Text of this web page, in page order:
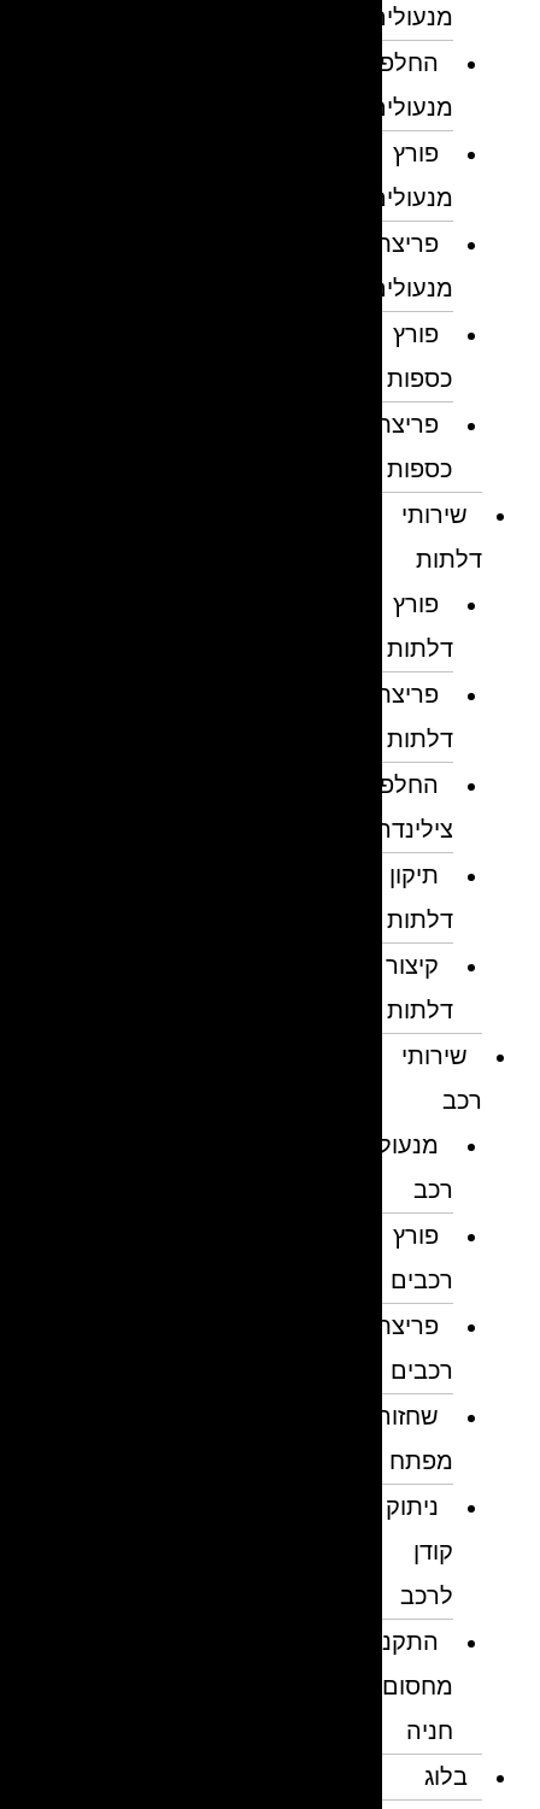
מנעולים
החלפת
מנעולים
פורץ
מנעולים
פריצת
מנעולים
פורץ
כספות
פריצת
כספות
שירותי
דלתות
פורץ
דלתות
פריצת
דלתות
החלפת
צילינדרים
תיקון
דלתות
קיצור
דלתות
שירותי
מנעולן
פורץ
רכבים
פריצת
רכבים
שחזור
מפתח
ניתוק
לרכב
התקנת
מחסום
חניה
בלוג